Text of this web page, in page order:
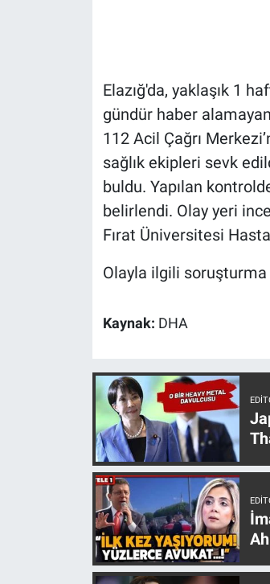
Elazığ'da, yaklaşık 1
gündür haber
112 Acil Çağrı
sağlık ekipleri sevk
buldu. Yapılan
belirlendi. Olay yeri
Fırat Üniversitesi
Olayla ilgili soruşturma
Kaynak: DHA
Koronavirüs
Kültür Sanat
Ne demişti
Programlar
Teknoloji